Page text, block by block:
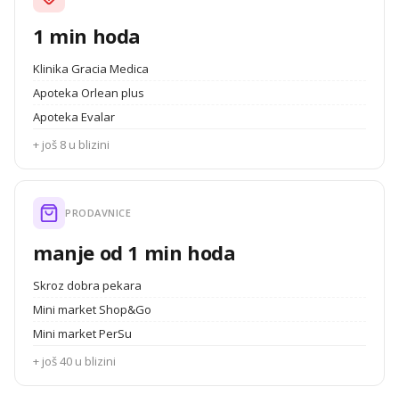
1 min hoda
Klinika Gracia Medica
Apoteka Orlean plus
Apoteka Evalar
+ još 8 u blizini
PRODAVNICE
manje od 1 min hoda
Skroz dobra pekara
Mini market Shop&Go
Mini market PerSu
+ još 40 u blizini